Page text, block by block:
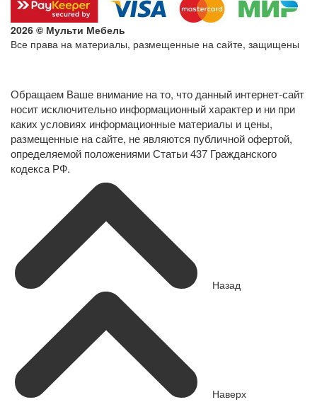
2026 © Мульти Мебель
Все права на материалы, размещенные на сайте, защищены
Обращаем Ваше внимание на то, что данный интернет-сайт
носит исключительно информационный характер и ни при
каких условиях информационные материалы и цены,
размещенные на сайте, не являются публичной офертой,
определяемой положениями Статьи 437 Гражданского
кодекса РФ.
Назад
Наверх